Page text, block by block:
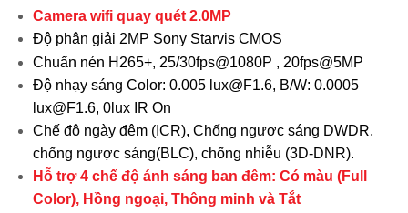
Camera wifi quay quét 2.0MP
Độ phân giải 2MP Sony Starvis CMOS
Chuẩn nén H265+, 25/30fps@1080P , 20fps@5MP
Độ nhạy sáng Color: 0.005 lux@F1.6, B/W: 0.0005
lux@F1.6, 0lux IR On
Chế độ ngày đêm (ICR), Chống ngược sáng DWDR,
chống ngược sáng(BLC), chống nhiễu (3D-DNR).
Hỗ trợ 4 chế độ ánh sáng ban đêm: Có màu (Full
Color), Hồng ngoại, Thông minh và Tắt